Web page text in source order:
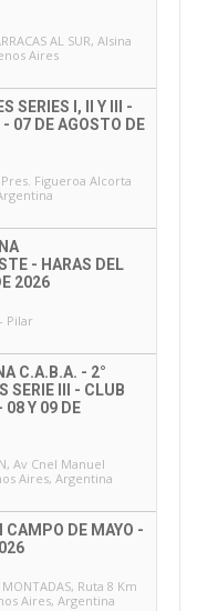
AL SUR, Alsina
Aires
SERIES I, II Y III -
07 DE AGOSTO DE
Pres. Figueroa Alcorta
- HARAS DEL
2026
Pilar
C.A.B.A. - 2°
SERIE III - CLUB
08 Y 09 DE
, Av Cnel Manuel
Aires, Argentina
DE MAYO -
MONTADAS, Ruta 8 Km
Aires, Argentina